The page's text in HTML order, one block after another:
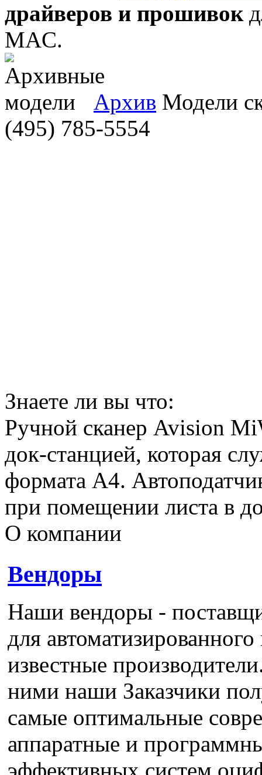
драйверов и прошивок
MAC.
Архив Модели
(495) 785-5554
Знаете ли вы что:
Ручной сканер Avision
док-станцией, которая
формата А4.
при помещении листа в
О компании
Вендоры
Наши вендоры -
для
известные
ними наши Заказчики
самые оптимальные
аппаратные и